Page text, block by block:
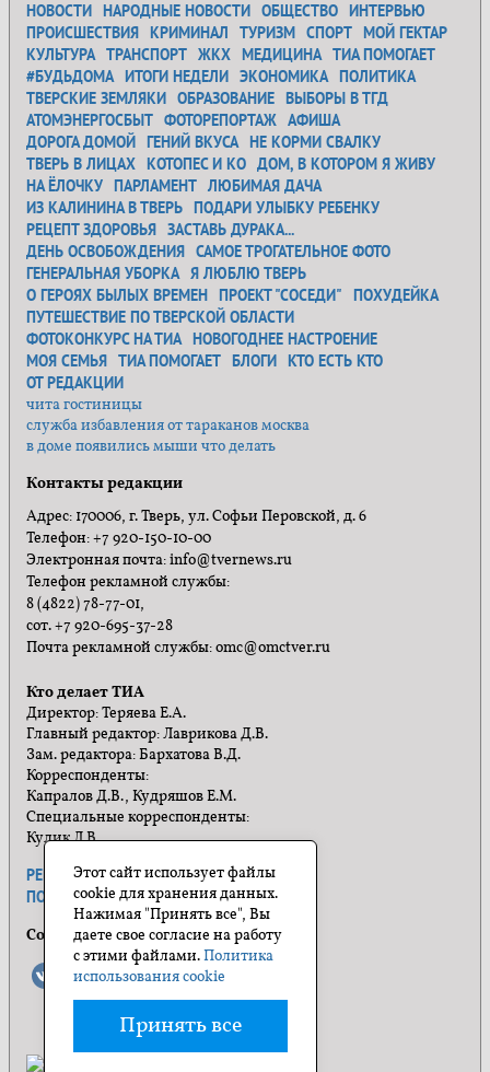
НОВОСТИ НАРОДНЫЕ НОВОСТИ ОБЩЕСТВО ИНТЕРВЬЮ
ПРОИСШЕСТВИЯ КРИМИНАЛ ТУРИЗМ СПОРТ МОЙ ГЕКТАР
КУЛЬТУРА ТРАНСПОРТ ЖКХ МЕДИЦИНА ТИА ПОМОГАЕТ
#БУДЬДОМА ИТОГИ НЕДЕЛИ ЭКОНОМИКА ПОЛИТИКА
ТВЕРСКИЕ ЗЕМЛЯКИ ОБРАЗОВАНИЕ ВЫБОРЫ В ТГД
АТОМЭНЕРГОСБЫТ ФОТОРЕПОРТАЖ АФИША
ДОРОГА ДОМОЙ ГЕНИЙ ВКУСА НЕ КОРМИ СВАЛКУ
ТВЕРЬ В ЛИЦАХ КОТОПЕС И КО ДОМ, В КОТОРОМ Я ЖИВУ
НА ЁЛОЧКУ ПАРЛАМЕНТ ЛЮБИМАЯ ДАЧА
ИЗ КАЛИНИНА В ТВЕРЬ ПОДАРИ УЛЫБКУ РЕБЕНКУ
РЕЦЕПТ ЗДОРОВЬЯ ЗАСТАВЬ ДУРАКА...
ДЕНЬ ОСВОБОЖДЕНИЯ САМОЕ ТРОГАТЕЛЬНОЕ ФОТО
ГЕНЕРАЛЬНАЯ УБОРКА Я ЛЮБЛЮ ТВЕРЬ
О ГЕРОЯХ БЫЛЫХ ВРЕМЕН ПРОЕКТ "СОСЕДИ"
ПОХУДЕЙКА
ПУТЕШЕСТВИЕ ПО ТВЕРСКОЙ ОБЛАСТИ
ФОТОКОНКУРС НА ТИА НОВОГОДНЕЕ НАСТРОЕНИЕ
МОЯ СЕМЬЯ ТИА ПОМОГАЕТ БЛОГИ КТО ЕСТЬ КТО
ОТ РЕДАКЦИИ
чита гостиницы
служба избавления от тараканов москва
в доме появились мыши что делать
Контакты редакции
Адрес: 170006, г. Тверь, ул. Софьи Перовской, д. 6
Телефон: +7 920-150-10-00
Электронная почта: info@tvernews.ru
Телефон рекламной службы:
8 (4822) 78-77-01,
сот. +7 920-695-37-28
Почта рекламной службы: omc@omctver.ru
Кто делает ТИА
Директор: Теряева Е.А.
Главный редактор: Лаврикова Д.В.
Зам. редактора: Бархатова В.Д.
Корреспонденты:
Капралов Д.В., Кудряшов Е.М.
Специальные корреспонденты:
Кулик Л.В.
РЕКЛАМА ПРАВИЛА САЙТА
ПОЛИТИКА КОНФИДЕНЦИАЛЬНОСТИ
Социальные сети
Этот сайт использует файлы
cookie для хранения данных.
Нажимая "Принять все", Вы
даете свое согласие на работу
с этими файлами.Политика
использования cookie
Принять все